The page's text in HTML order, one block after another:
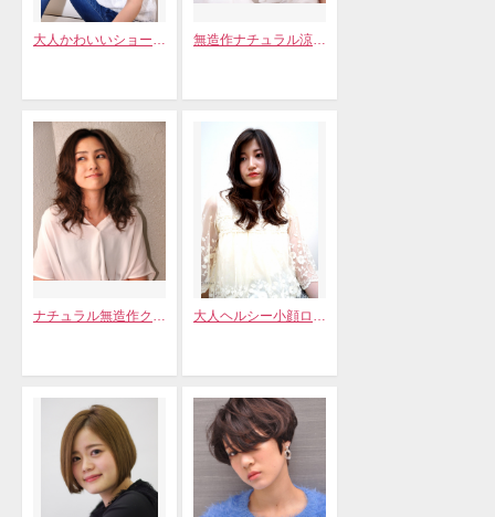
大人かわいいショート小顔無造作ボブ 無造作ナチュラル涼感ボブ
ナチュラル無造作クールセミロング 大人ヘルシー小顔ロングスタイル